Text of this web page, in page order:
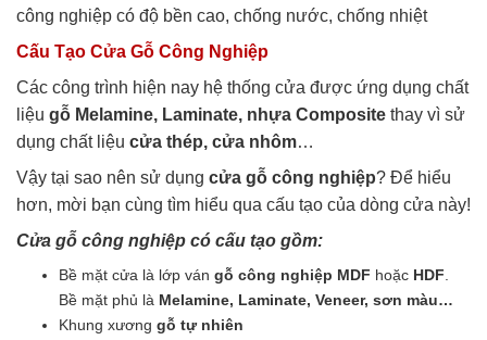
công nghiệp có độ bền cao, chống nước, chống nhiệt
Cấu Tạo Cửa Gỗ Công Nghiệp
Các công trình hiện nay hệ thống cửa được ứng dụng chất
liệu gỗ Melamine, Laminate, nhựa Composite thay vì sử
dụng chất liệu cửa thép, cửa nhôm…
Vậy tại sao nên sử dụng cửa gỗ công nghiệp? Để hiểu
hơn, mời bạn cùng tìm hiểu qua cấu tạo của dòng cửa này!
Cửa gỗ công nghiệp có cấu tạo gồm:
Bề mặt cửa là lớp ván gỗ công nghiệp MDF hoặc HDF
Bề mặt phủ là Melamine, Laminate, Veneer, sơn màu…
Khung xương gỗ tự nhiên